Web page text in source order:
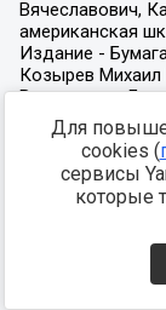
Для
cookies (
сервисы
которые